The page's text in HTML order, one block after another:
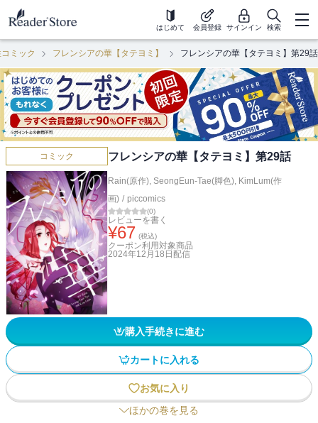
はじめて 会員登録 サインイン 検索
ミック フレンシアの華【タテヨミ】 フレンシアの華【タテヨミ】第29話
コミック フレンシアの華【タテヨミ】第29話
Rain(原作), SeongEun-Tae(脚色), KimLum(作
画) / piccomics
(0)
レビューを書く
¥67 (税込)
クーポン利用対象商品
2024年12月18日 配信
購入手続きに進む
カートに入れる
お気に入り
ほかの巻を見る